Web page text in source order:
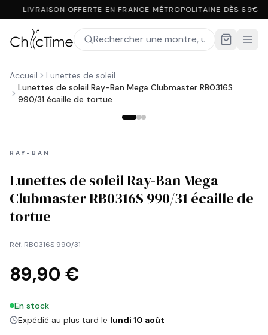
LIVRAISON OFFERTE EN FRANCE MÉTROPOLITAINE DÈS 69€
Accueil
Lunettes de soleil
Lunettes de soleil Ray-Ban Mega Clubmaster RB0316S
990/31 écaille de tortue
RAY-BAN
Lunettes de soleil Ray-Ban Mega
Clubmaster RB0316S 990/31 écaille de
tortue
Réf. RB0316S 990/31
89,90 €
En stock
Expédié au plus tard le lundi 10 août